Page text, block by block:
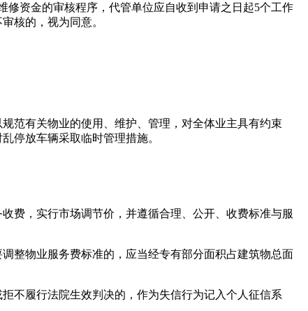
资金的审核程序，代管单位应自收到申请之日起5个工作
核的，视为同意。
范有关物业的使用、维护、管理，对全体业主具有约束
停放车辆采取临时管理措施。
费，实行市场调节价，并遵循合理、公开、收费标准与服
整物业服务费标准的，应当经专有部分面积占建筑物总面
不履行法院生效判决的，作为失信行为记入个人征信系